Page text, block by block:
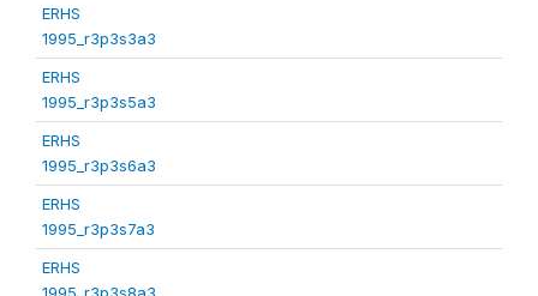
ERHS
1995_r3p3s3a3
ERHS
1995_r3p3s5a3
ERHS
1995_r3p3s6a3
ERHS
1995_r3p3s7a3
ERHS
1995_r3p3s8a3